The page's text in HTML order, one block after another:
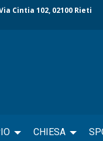
Cintia 102, 02100 Rieti
CHIESA